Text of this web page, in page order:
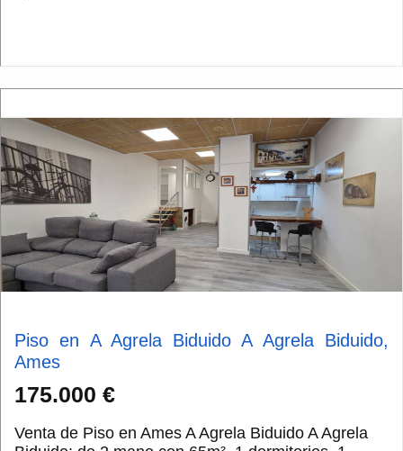
Piso en A Agrela Biduido A Agrela Biduido,
Ames
175.000 €
Venta de Piso en Ames A Agrela Biduido A Agrela